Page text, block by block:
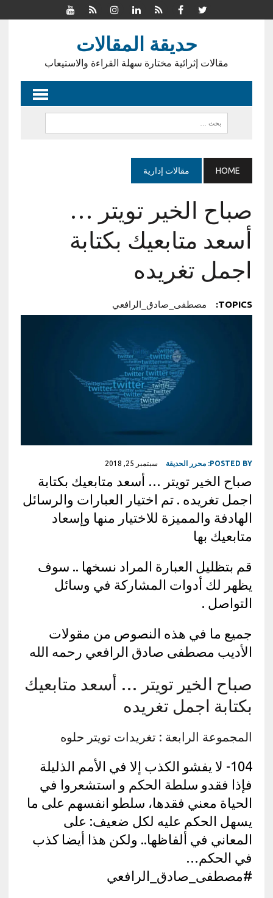
حديقة المقالات
مقالات إثرائية مختارة سهلة القراءة والاستيعاب
HOME مقالات إدارية
صباح الخير تويتر …
أسعد متابعيك بكتابة
اجمل تغريده
TOPICS: مصطفى_صادق_الرافعي
POSTED BY: محرر الحديقة سبتمبر 25, 2018
صباح الخير تويتر … أسعد متابعيك بكتابة
اجمل تغريده . تم اختيار العبارات والرسائل
الهادفة والمميزة للاختيار منها وإسعاد
متابعيك بها
قم بتظليل العبارة المراد نسخها .. سوف
يظهر لك أدوات المشاركة في وسائل
التواصل .
جميع ما في هذه النصوص من مقولات
الأديب مصطفى صادق الرافعي رحمه الله
صباح الخير تويتر … أسعد متابعيك
بكتابة اجمل تغريده
المجموعة الرابعة : تغريدات تويتر حلوه
104- لا يفشو الكذب إلا في الأمم الذليلة
فإذا فقدو سلطة الحكم و استشعروا في
الحياة معني فقدها، سلطو انفسهم على ما
يسهل الحكم عليه لكل ضعيف: على
المعاني في ألفاظها.. ولكن هذا أيضا كذب
في الحكم…
#مصطفى_صادق_الرافعي